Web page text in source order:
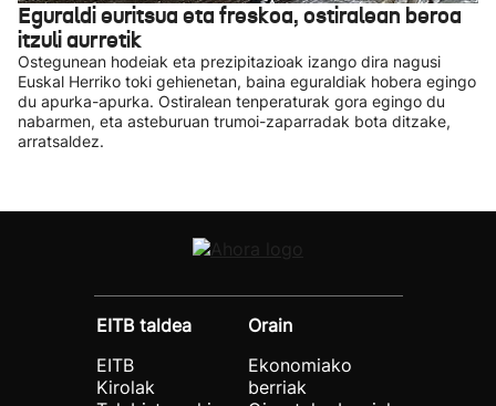
Eguraldi euritsua eta freskoa, ostiralean beroa
itzuli aurretik
Ostegunean hodeiak eta prezipitazioak izango dira nagusi
Euskal Herriko toki gehienetan, baina eguraldiak hobera egingo
du apurka-apurka. Ostiralean tenperaturak gora egingo du
nabarmen, eta asteburuan trumoi-zaparradak bota ditzake,
arratsaldez.
EITB taldea
EITB
Kirolak
Orain
Ekonomiako
berriak